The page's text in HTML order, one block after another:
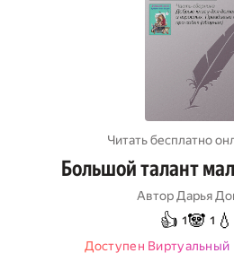
Читать бесплатно
Большой талант
Автор Дарья
👍 1🐼 1 💧
Доступен Виртуальный